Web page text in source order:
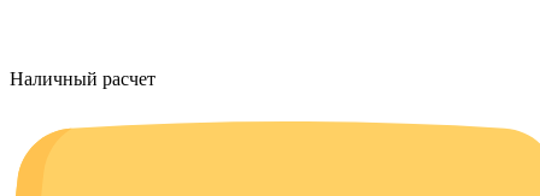
Наличный расчет